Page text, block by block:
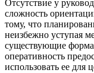
Отсутствие у
сложность
тому, что
неизбежно уступая
существующие
оперативность
использовать ее для